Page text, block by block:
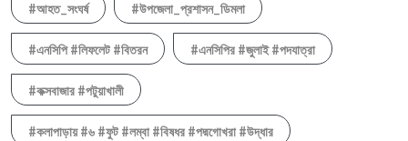
#আহত_সংঘর্ষ #উপজেলা_প্রশাসন_ডিমলা
#এনসিপি #লিফলেট #বিতরন #এনসিপির #জুলাই #পদযাত্রা
#কক্সবাজার #পটুয়াখালী
#কলাপাড়ায় #৬ #ফুট #লম্বা #বিষধর #পদ্মগোখরা #উদ্ধার